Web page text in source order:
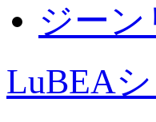
ジー
LuBEA